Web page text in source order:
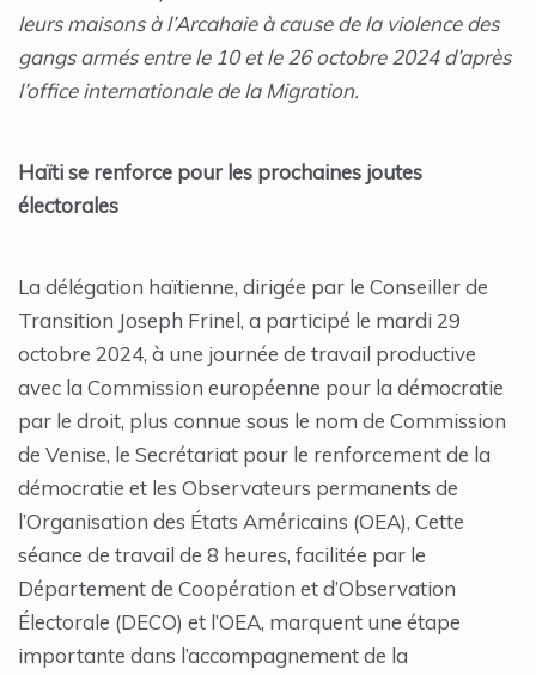
leurs maisons à l’Arcahaie à cause de la violence des
gangs armés entre le 10 et le 26 octobre 2024 d’après
l’office internationale de la Migration.
Haïti se renforce pour les prochaines joutes
électorales
La délégation haïtienne, dirigée par le Conseiller de
Transition Joseph Frinel, a participé le mardi 29
octobre 2024, à une journée de travail productive
avec la Commission européenne pour la démocratie
par le droit, plus connue sous le nom de Commission
de Venise, le Secrétariat pour le renforcement de la
démocratie et les Observateurs permanents de
l’Organisation des États Américains (OEA), Cette
séance de travail de 8 heures, facilitée par le
Département de Coopération et d’Observation
Électorale (DECO) et l’OEA, marquent une étape
importante dans l’accompagnement de la